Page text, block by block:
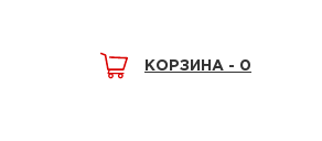
КОРЗИНА - 0